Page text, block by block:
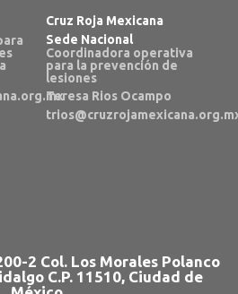
Cruz Roja Mexicana
Sede Nacional
Coordinadora operativa
para la prevención de
lesiones
Teresa Rios Ocampo
2 Col. Los Morales Polanco
C.P. 11510, Ciudad de